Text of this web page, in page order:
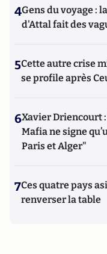
4Gens du voyage :
d'Attal fait des
5Cette autre crise
se profile après
6Xavier Driencourt
Mafia ne signe
Paris et Alger"
7Ces quatre pays
renverser la table